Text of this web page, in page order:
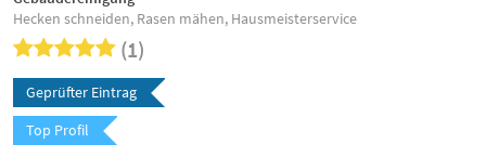
Hecken schneiden, Rasen mähen, Hausmeisterservice
(1)
Geprüfter Eintrag
Top Profil